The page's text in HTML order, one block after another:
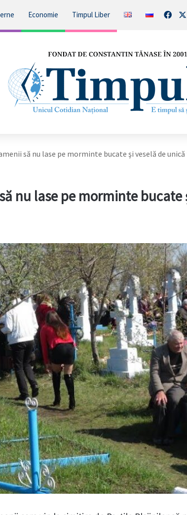
Economie Timpul Liber
să nu lase pe morminte bucate şi veselă de
nu lase pe morminte bucate